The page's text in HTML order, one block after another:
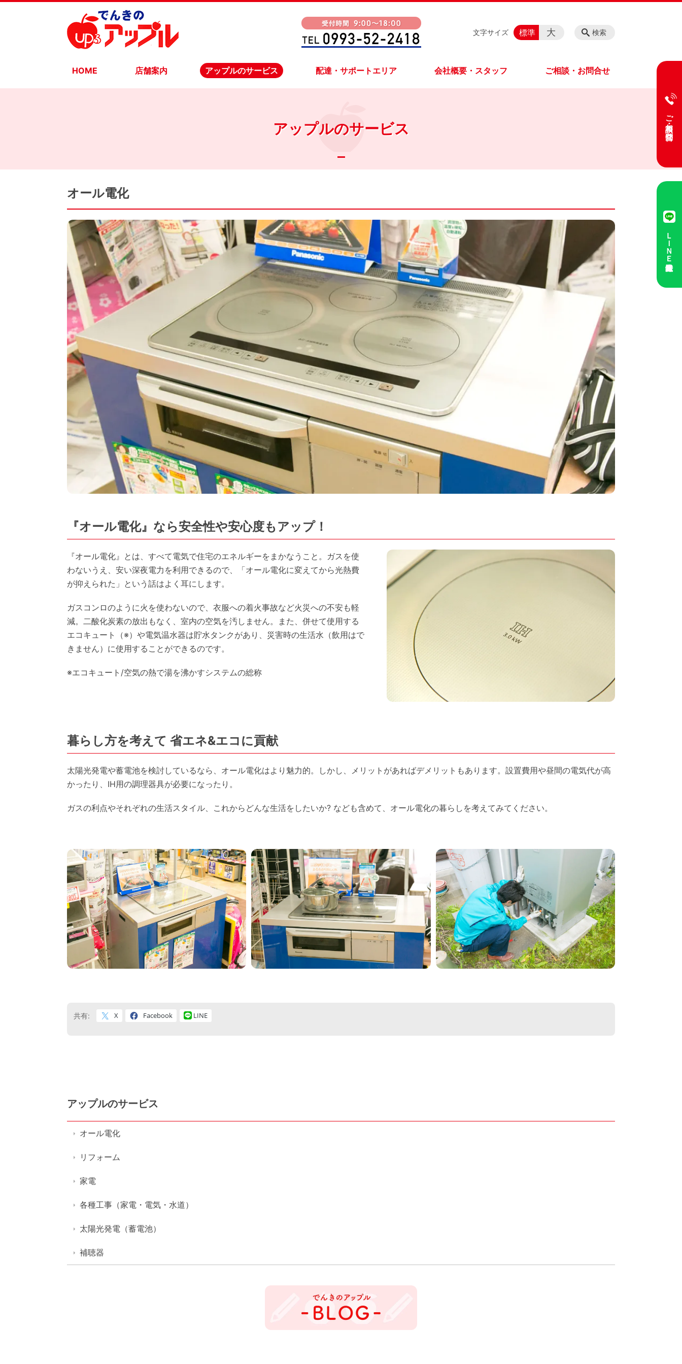
HOME 店舗案内 アップルのサービス 配達・サポートエリア 会社概要・スタッフ ご相談・お問合せ
検索
文字サイズ 標準 大
アップルのサービス
オール電化
『オール電化』なら安全性や安心度もアップ！
『オール電化』とは、すべて電気で住宅のエネルギーをまかなうこと。ガスを使
わないうえ、安い深夜電力を利用できるので、「オール電化に変えてから光熱費
が抑えられた」という話はよく耳にします。
ガスコンロのように火を使わないので、衣服への着火事故など火災への不安も軽
減。二酸化炭素の放出もなく、室内の空気を汚しません。また、併せて使用する
エコキュート（※）や電気温水器は貯水タンクがあり、災害時の生活水（飲用はで
きません）に使用することができるのです。
※エコキュート/空気の熱で湯を沸かすシステムの総称
暮らし方を考えて 省エネ&エコに貢献
太陽光発電や蓄電池を検討しているなら、オール電化はより魅力的。しかし、メリットがあればデメリットもあります。設置費用や昼間の電気代が高
かったり、IH用の調理器具が必要になったり。
ガスの利点やそれぞれの生活スタイル、これからどんな生活をしたいか? なども含めて、オール電化の暮らしを考えてみてください。
共有: X Facebook LINE
ご相談・お問合せ
ＬＩＮＥ友達登録
アップルのサービス
オール電化
リフォーム
家電
各種工事（家電・電気・水道）
太陽光発電（蓄電池）
補聴器